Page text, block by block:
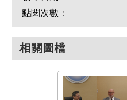
點閱次數：
相關圖檔